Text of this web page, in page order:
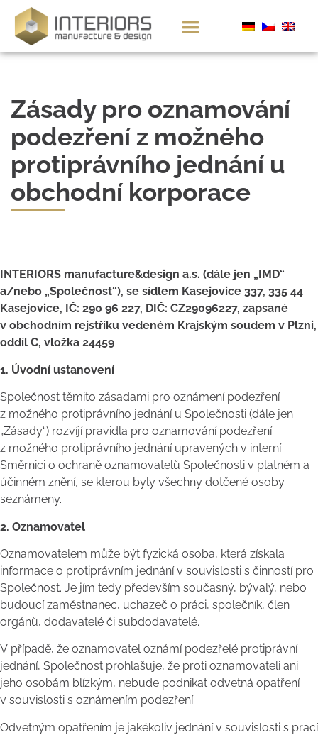
Zásady pro oznamování
podezření z možného
protiprávního jednání u
obchodní korporace
INTERIORS manufacture&design a.s. (dále jen „IMD“
a/nebo „Společnost“), se sídlem Kasejovice 337, 335 44
Kasejovice, IČ: 290 96 227, DIČ: CZ29096227, zapsané
v obchodním rejstříku vedeném Krajským soudem v Plzni,
oddíl C, vložka 24459
1. Úvodní ustanovení
Společnost těmito zásadami pro oznámení podezření
z možného protiprávního jednání u Společnosti (dále jen
„Zásady“) rozvíjí pravidla pro oznamování podezření
z možného protiprávního jednání upravených v interní
Směrnici o ochraně oznamovatelů Společnosti v platném a
účinném znění, se kterou byly všechny dotčené osoby
seznámeny.
2. Oznamovatel
Oznamovatelem může být fyzická osoba, která získala
informace o protiprávním jednání v souvislosti s činností pro
Společnost. Je jím tedy především současný, bývalý, nebo
budoucí zaměstnanec, uchazeč o práci, společník, člen
orgánů, dodavatelé či subdodavatelé.
V případě, že oznamovatel oznámí podezřelé protiprávní
jednání, Společnost prohlašuje, že proti oznamovateli ani
jeho osobám blízkým, nebude podnikat odvetná opatření
v souvislosti s oznámením podezření.
Odvetným opatřením je jakékoliv jednání v souvislosti s prací